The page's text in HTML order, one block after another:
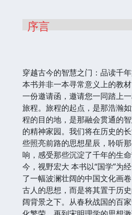
序言
穿越古今的智慧之门：品读千
本书并非一本寻常意义上的教
一份邀请函，邀请您一同踏上
旅程。旅程的起点，是那浩瀚
程的目的地，是那融会贯通的
的精神家园。我们将在历史的
些照亮前路的思想星辰，聆听
响，感受那些沉淀了千年的生
今，视野宏大 本书以“国学”为
了一幅波澜壮阔的中国文化画
古人的思想，而是将其置于历
阔背景之下。从春秋战国的百